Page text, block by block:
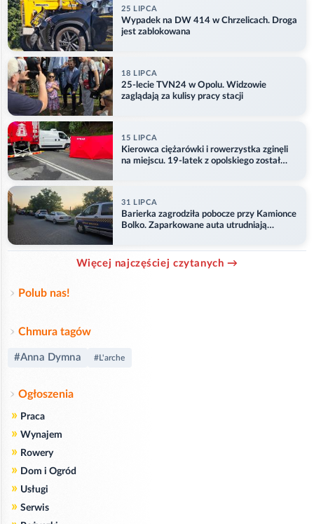
25 LIPCA
Wypadek na DW 414 w Chrzelicach. Droga
jest zablokowana
18 LIPCA
25-lecie TVN24 w Opolu. Widzowie
zaglądają za kulisy pracy stacji
15 LIPCA
Kierowca ciężarówki i rowerzystka zginęli
na miejscu. 19-latek z opolskiego został
31 LIPCA
Barierka zagrodziła pobocze przy Kamionce
Bolko. Zaparkowane auta utrudniają
Więcej najczęściej czytanych →
Polub nas!
Chmura tagów
#Anna Dymna #L'arche
Ogłoszenia
» Praca
» Wynajem
» Rowery
» Dom i Ogród
» Usługi
» Serwis